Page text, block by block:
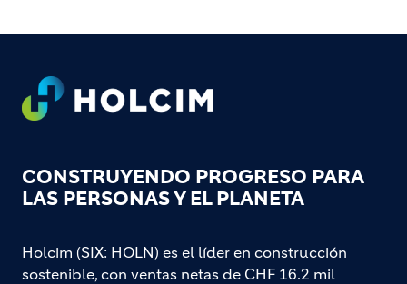
Footer
CONSTRUYENDO PROGRESO PARA
LAS PERSONAS Y EL PLANETA
Holcim (SIX: HOLN) es el líder en construcción
sostenible, con ventas netas de CHF 16.2 mil